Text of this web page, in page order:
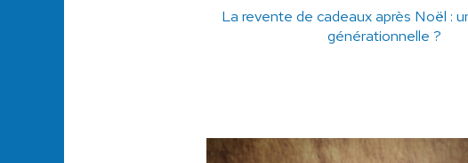
La revente de cadeaux après Noël :
générationnelle ?